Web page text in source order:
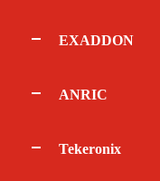
EXADDON
ANRIC
Tekeronix